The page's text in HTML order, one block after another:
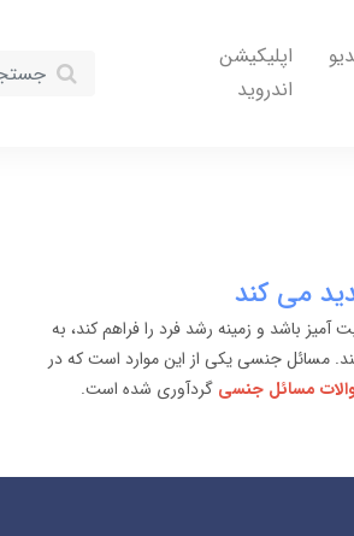
اپلیکیشن
اندروید
می کند
باشد و زمینه رشد فرد را فراهم کند، به
مسائل جنسی یکی از این موارد است که در
مسائل جنسی گردآوری شده است.